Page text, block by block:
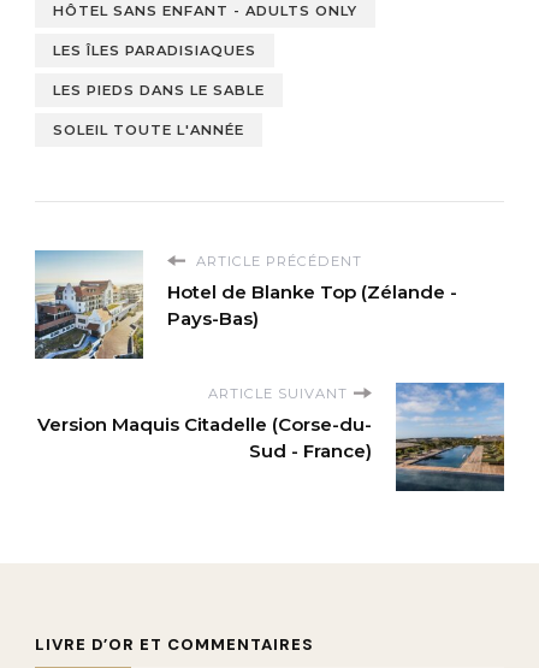
HÔTEL SANS ENFANT - ADULTS ONLY
LES ÎLES PARADISIAQUES
LES PIEDS DANS LE SABLE
SOLEIL TOUTE L'ANNÉE
ARTICLE PRÉCÉDENT
Hotel de Blanke Top (Zélande -
Pays-Bas)
ARTICLE SUIVANT
Version Maquis Citadelle (Corse-du-
Sud - France)
LIVRE D’OR ET COMMENTAIRES